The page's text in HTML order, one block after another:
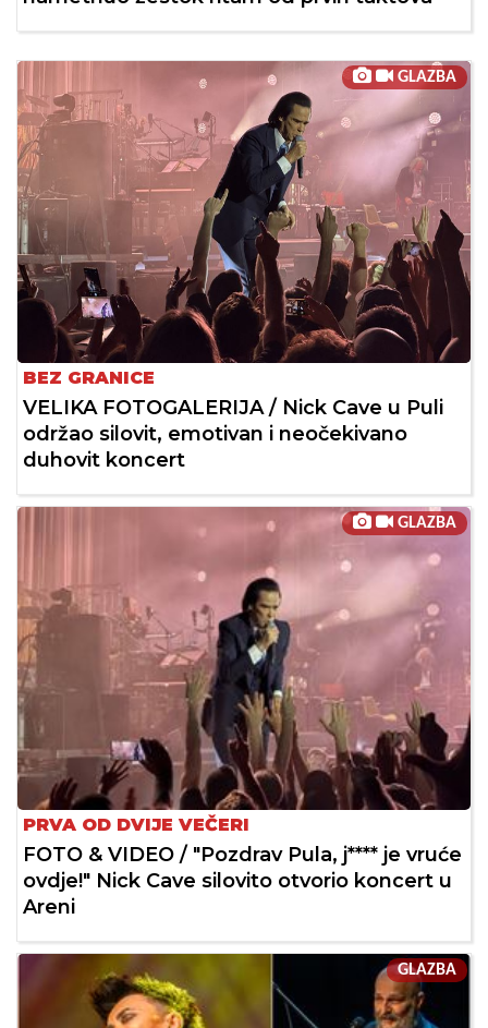
GLAZBA
BEZ GRANICE
VELIKA FOTOGALERIJA / Nick Cave u Puli
održao silovit, emotivan i neočekivano
duhovit koncert
GLAZBA
PRVA OD DVIJE VEČERI
FOTO & VIDEO / "Pozdrav Pula, j**** je vruće
ovdje!" Nick Cave silovito otvorio koncert u
Areni
GLAZBA